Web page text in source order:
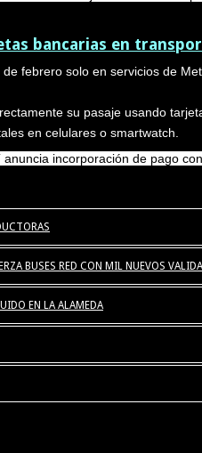
bancarias en
febrero solo en servicios de
su pasaje usando
en celulares o smartwatch.
anuncia incorporación de pago
BUSES RED CON MIL NUEVOS
EN LA ALAMEDA